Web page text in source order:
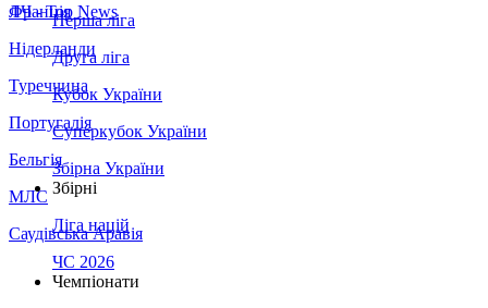
Франція
Нідерланди
Туреччина
Португалія
Бельгія
МЛС
Саудівська Аравія
ЛЧ - Top News
Перша ліга
Друга ліга
Кубок України
Суперкубок України
Збірна України
Збірні
Ліга націй
ЧС 2026
Чемпіонати